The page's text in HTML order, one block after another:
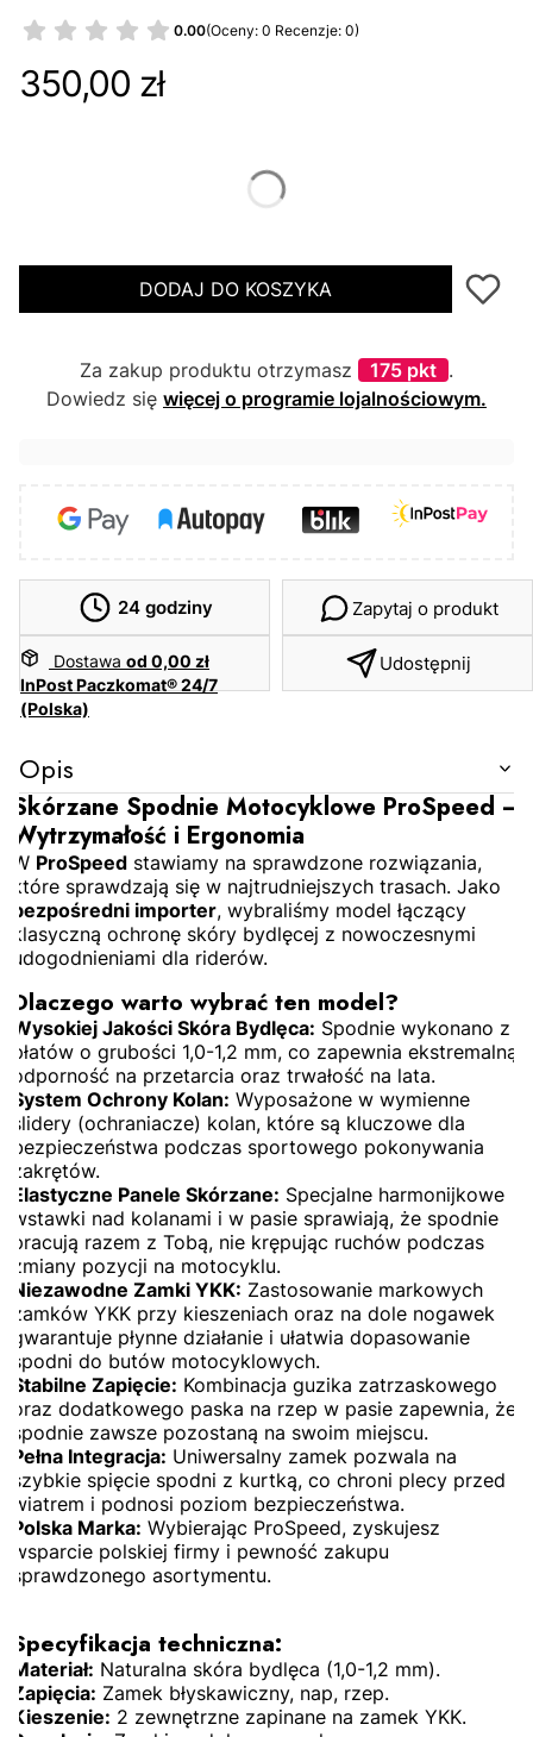
0.00(Oceny: 0 Recenzje: 0)
Cena
350,00 zł
DODAJ DO KOSZYKA
Za zakup produktu otrzymasz 175 pkt .
Dowiedz się więcej o programie lojalnościowym.
24 godziny
Dostawa od 0,00 zł
InPost Paczkomat® 24/7
(Polska)
Zapytaj o produkt
Udostępnij
Opis
Skórzane Spodnie Motocyklowe ProSpeed –
Wytrzymałość i Ergonomia
W ProSpeed stawiamy na sprawdzone rozwiązania,
które sprawdzają się w najtrudniejszych trasach. Jako
bezpośredni importer, wybraliśmy model łączący
klasyczną ochronę skóry bydlęcej z nowoczesnymi
udogodnieniami dla riderów.
Dlaczego warto wybrać ten model?
Wysokiej Jakości Skóra Bydlęca: Spodnie wykonano z
płatów o grubości 1,0-1,2 mm, co zapewnia ekstremalną
odporność na przetarcia oraz trwałość na lata.
System Ochrony Kolan: Wyposażone w wymienne
slidery (ochraniacze) kolan, które są kluczowe dla
bezpieczeństwa podczas sportowego pokonywania
zakrętów.
Elastyczne Panele Skórzane: Specjalne harmonijkowe
wstawki nad kolanami i w pasie sprawiają, że spodnie
pracują razem z Tobą, nie krępując ruchów podczas
zmiany pozycji na motocyklu.
Niezawodne Zamki YKK: Zastosowanie markowych
zamków YKK przy kieszeniach oraz na dole nogawek
gwarantuje płynne działanie i ułatwia dopasowanie
spodni do butów motocyklowych.
Stabilne Zapięcie: Kombinacja guzika zatrzaskowego
oraz dodatkowego paska na rzep w pasie zapewnia, że
spodnie zawsze pozostaną na swoim miejscu.
Pełna Integracja: Uniwersalny zamek pozwala na
szybkie spięcie spodni z kurtką, co chroni plecy przed
wiatrem i podnosi poziom bezpieczeństwa.
Polska Marka: Wybierając ProSpeed, zyskujesz
wsparcie polskiej firmy i pewność zakupu
sprawdzonego asortymentu.
Specyfikacja techniczna:
Materiał: Naturalna skóra bydlęca (1,0-1,2 mm).
Zapięcia: Zamek błyskawiczny, nap, rzep.
Kieszenie: 2 zewnętrzne zapinane na zamek YKK.